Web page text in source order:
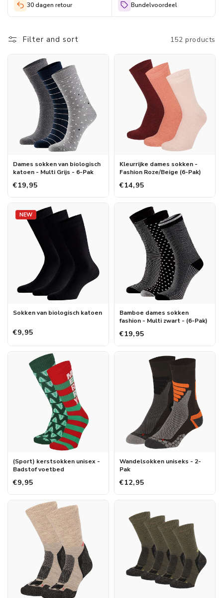
bieden de perfecte balans tussen mode en functionaliteit.
Ontdek waarom zoveel vrouwen kiezen voor de kwaliteit en het
30 dagen retour Bundelvoordeel
Filter and sort 152 products
Dames sokken van biologisch
katoen - Multi Grijs - 6-Pak
€19,95
Kleurrijke dames sokken -
Fashion Roze/Beige (6-Pak)
€14,95
NEW
Sokken van biologisch katoen
€9,95
Bamboe dames sokken
fashion - Multi zwart - (6-Pak)
€19,95
(Sport) kerstsokken unisex -
Badstof voetbed
€9,95
Wandelsokken uniseks - 2-
Pak
€12,95